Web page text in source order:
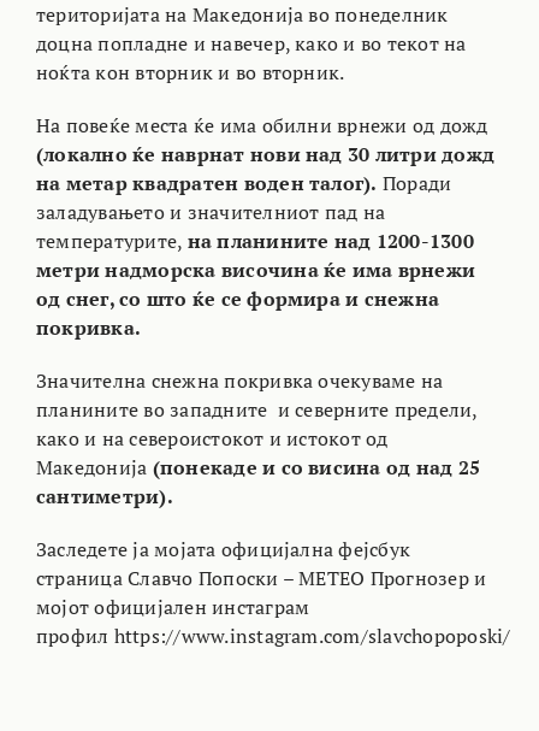
територијата на Македонија во понеделник
доцна попладне и навечер, како и во текот на
ноќта кон вторник и во вторник.
На повеќе места ќе има обилни врнежи од дожд
(локално ќе наврнат нови над 30 литри дожд
на метар квадратен воден талог). Поради
заладувањето и значителниот пад на
температурите, на планините над 1200-1300
метри надморска височина ќе има врнежи
од снег, со што ќе се формира и снежна
покривка.
Значителна снежна покривка очекуваме на
планините во западните и северните предели,
како и на североистокот и истокот од
Македонија (понекаде и со висина од над 25
сантиметри).
Заследете ја мојата официјална фејсбук
страницаСлавчо Попоски – МЕТЕО Прогнозери
мојот официјален инстаграм
профил https://www.instagram.com/slavchopoposki/